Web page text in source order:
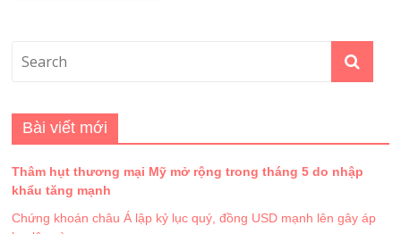
Bài viết mới
Thâm hụt thương mại Mỹ mở rộng trong tháng 5 do nhập
khẩu tăng mạnh
Chứng khoán châu Á lập kỷ lục quý, đồng USD mạnh lên gây áp